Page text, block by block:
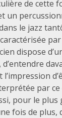
de cette
un
le jazz
dispose
par ce
pour le
fois de plus,